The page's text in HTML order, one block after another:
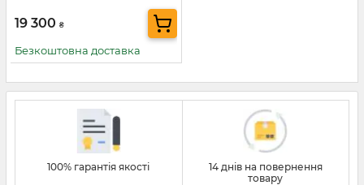
19 300 ₴
Безкоштовна доставка
100% гарантія якості
14 днів на повернення
товару